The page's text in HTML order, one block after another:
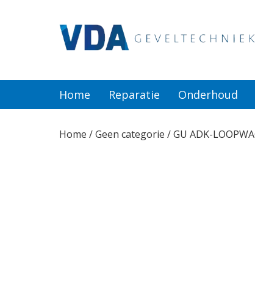
Home Reparatie Onderhoud
Home /Geen categorie / GU ADK-